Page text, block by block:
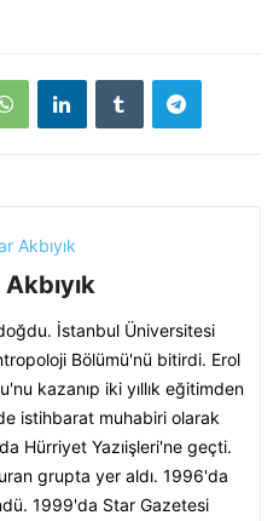
İstanbul Üniversitesi
Bölümü'nü bitirdi. Erol
kazanıp iki yıllık eğitimden
istihbarat muhabiri olarak
Hürriyet Yazıişleri'ne geçti.
grupta yer aldı. 1996'da
1999'da Star Gazetesi